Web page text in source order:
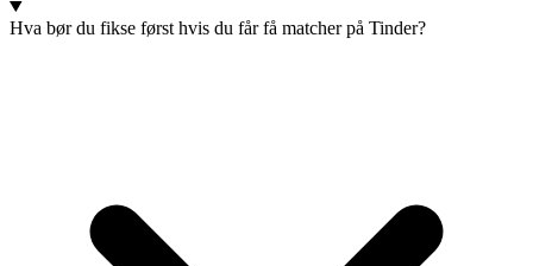
Hva bør du fikse først hvis du får få matcher på Tinder?